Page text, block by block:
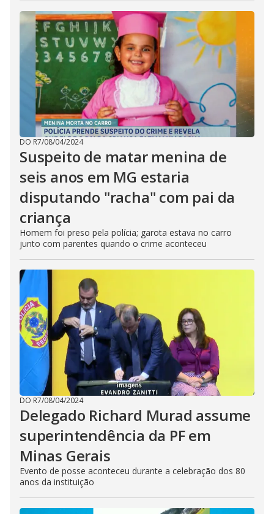
DO R7/08/04/2024
Suspeito de matar menina de
seis anos em MG estaria
disputando "racha" com pai da
criança
Homem foi preso pela polícia; garota estava no carro
junto com parentes quando o crime aconteceu
DO R7/08/04/2024
Delegado Richard Murad assume
superintendência da PF em
Minas Gerais
Evento de posse aconteceu durante a celebração dos 80
anos da instituição